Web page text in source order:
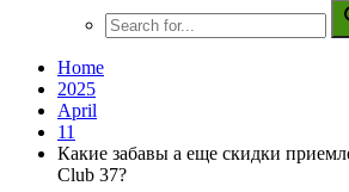
Home
2025
April
11
Какие забавы а еще скидки
Club 37?